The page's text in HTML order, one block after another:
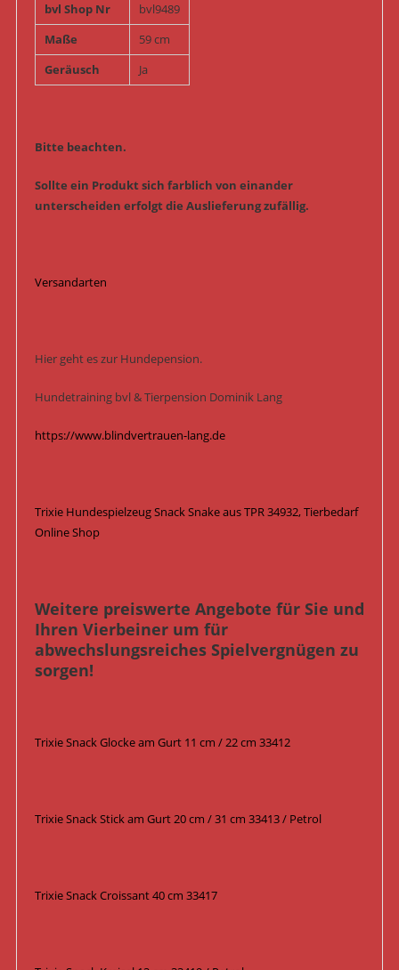
bvl Shop Nr
bvl9489
Maße
59 cm
Geräusch
Ja
Bitte beachten.
Sollte ein Produkt sich farblich von einander
unterscheiden erfolgt die Auslieferung zufällig.
Versandarten
Hier geht es zur Hundepension.
Hundetraining bvl & Tierpension Dominik Lang
https://www.blindvertrauen-lang.de
Trixie Hundespielzeug Snack Snake aus TPR 34932, Tierbedarf
Online Shop
Weitere preiswerte Angebote für Sie und
Ihren Vierbeiner um für
abwechslungsreiches Spielvergnügen zu
sorgen!
Trixie Snack Glocke am Gurt 11 cm / 22 cm 33412
Trixie Snack Stick am Gurt 20 cm / 31 cm 33413 / Petrol
Trixie Snack Croissant 40 cm 33417